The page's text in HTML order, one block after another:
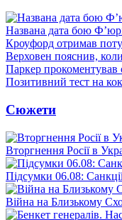
Названа дата бою
Кроуфорд отримав
Верховен пояснив,
Паркер прокоментував
Позитивний тест на
Сюжети
Вторгнення Росії в
Підсумки 06.08:
Війна на Близькому